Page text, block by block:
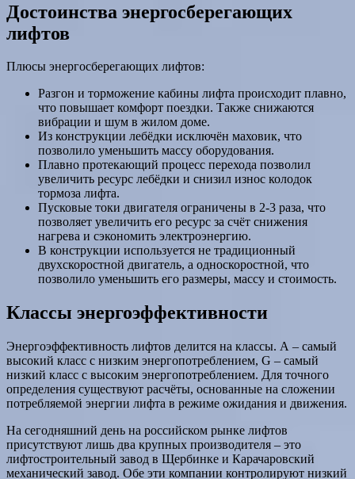
Достоинства энергосберегающих
лифтов
Плюсы энергосберегающих лифтов:
Разгон и торможение кабины лифта происходит плавно,
что повышает комфорт поездки. Также снижаются
вибрации и шум в жилом доме.
Из конструкции лебёдки исключён маховик, что
позволило уменьшить массу оборудования.
Плавно протекающий процесс перехода позволил
увеличить ресурс лебёдки и снизил износ колодок
тормоза лифта.
Пусковые токи двигателя ограничены в 2-3 раза, что
позволяет увеличить его ресурс за счёт снижения
нагрева и сэкономить электроэнергию.
В конструкции используется не традиционный
двухскоростной двигатель, а односкоростной, что
позволило уменьшить его размеры, массу и стоимость.
Классы энергоэффективности
Энергоэффективность лифтов делится на классы. А – самый
высокий класс с низким энергопотреблением, G – самый
низкий класс с высоким энергопотреблением. Для точного
определения существуют расчёты, основанные на сложении
потребляемой энергии лифта в режиме ожидания и движения.
На сегодняшний день на российском рынке лифтов
присутствуют лишь два крупных производителя – это
лифтостроительный завод в Щербинке и Карачаровский
механический завод. Обе эти компании контролируют низкий